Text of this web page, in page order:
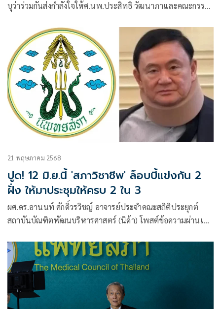
บุว่าร่วมกันส่งกำลังใจให้ศ.นพ.ประสิทธิ วัฒนาภาและคณะกรรม
21 พฤษภาคม 2568
ปูด! 12 มิ.ย.นี้ 'สภาวิชาชีพ' ล็อบบี้แข่งกัน 2
ฝั่ง ให้มาประชุมให้ครบ 2 ใน 3
ผศ.ดร.อานนท์ ศักดิ์วรวิชญ์ อาจารย์ประจำคณะสถิติประยุกต์
สถาบันบัณฑิตพัฒนบริหารศาสตร์ (นิด้า) โพสต์ข้อความผ่านเฟ